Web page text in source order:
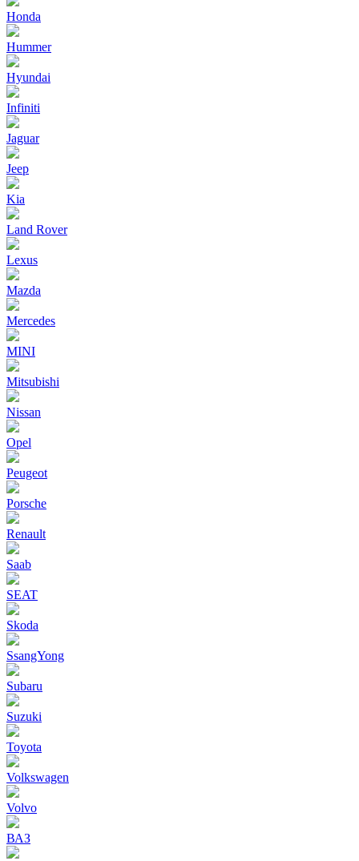
Honda
Hummer
Hyundai
Infiniti
Jaguar
Jeep
Kia
Land Rover
Lexus
Mazda
Mercedes
MINI
Mitsubishi
Nissan
Opel
Peugeot
Porsche
Renault
Saab
SEAT
Skoda
SsangYong
Subaru
Suzuki
Toyota
Volkswagen
Volvo
ВАЗ